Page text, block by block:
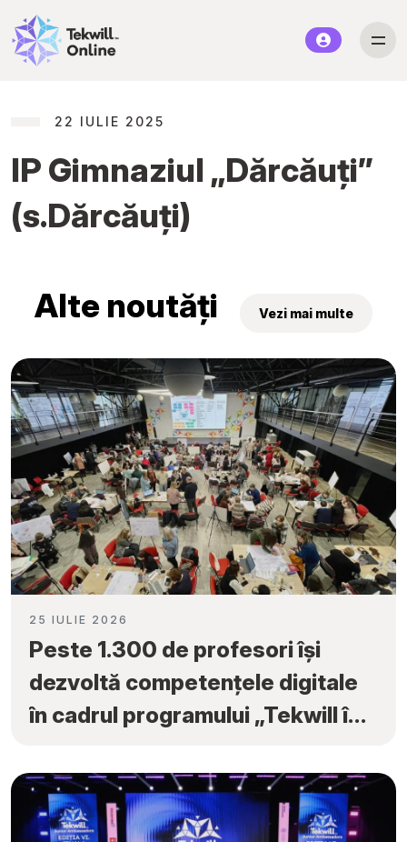
22 IULIE 2025
IP Gimnaziul „Dărcăuți”
(s.Dărcăuți)
Alte noutăți Vezi mai multe
25 IULIE 2026
Peste 1.300 de profesori își
dezvoltă competențele digitale
în cadrul programului „Tekwill în